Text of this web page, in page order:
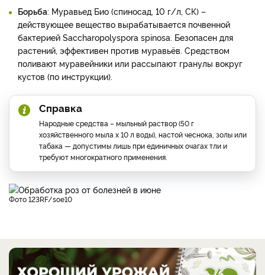
Борьба: Муравьед Био (спиносад, 10 г/л, СК) –
действующее вещество вырабатывается почвенной
бактерией Saccharopolyspora spinosa. Безопасен для
растений, эффективен против муравьёв. Средством
поливают муравейники или рассыпают гранулы вокруг
кустов (по инструкции).
Справка
Народные средства – мыльный раствор (50 г
хозяйственного мыла х 10 л воды), настой чеснока, золы или
табака — допустимы лишь при единичных очагах тли и
требуют многократного применения.
фото 123RF/soe10